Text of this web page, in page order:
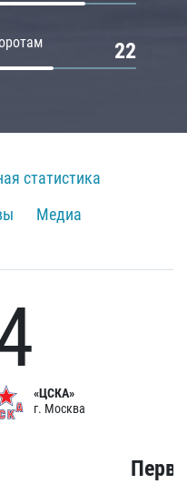
22
статистика
Медиа
«ЦСКА»
г. Москва